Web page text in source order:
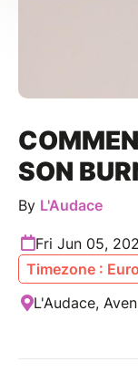
SON
By L'Audace
Fri Jun 05,
Timezone :
L'Audace,